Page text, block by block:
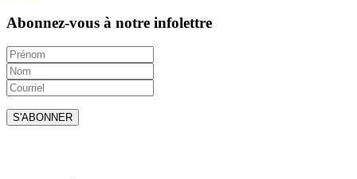
Abonnez-vous à notre infolettre